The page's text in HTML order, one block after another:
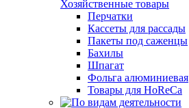
Хозяйственные товары
Перчатки
Кассеты для рассады
Пакеты под саженцы
Бахилы
Шпагат
Фольга алюминиевая
Товары для HoReCa